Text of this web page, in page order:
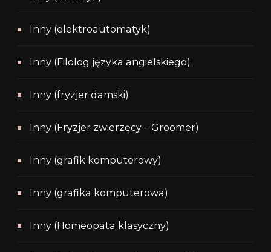
Inny (elektroautomatyk)
Inny (Filolog języka angielskiego)
Inny (fryzjer damski)
Inny (Fryzjer zwierzęcy – Groomer)
Inny (grafik komputerowy)
Inny (grafika komputerowa)
Inny (Homeopata klasyczny)